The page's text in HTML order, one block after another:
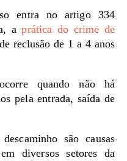
entra no artigo 334
aprática do crime de
reclusão de 1 a 4 anos
quando não há
pela entrada, saída de
são causas
diversos setores da